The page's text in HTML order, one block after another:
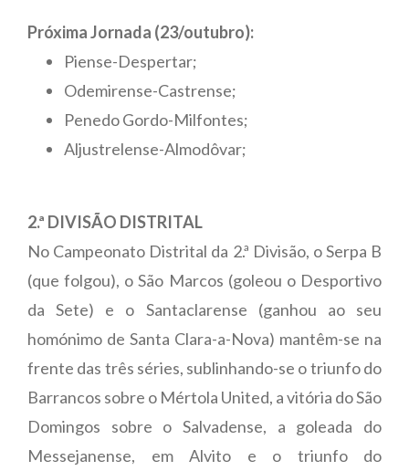
Próxima Jornada (23/outubro):
Piense-Despertar;
Odemirense-Castrense;
Penedo Gordo-Milfontes;
Aljustrelense-Almodôvar;
2.ª DIVISÃO DISTRITAL
No Campeonato Distrital da 2.ª Divisão, o Serpa B
(que folgou), o São Marcos (goleou o Desportivo
da Sete) e o Santaclarense (ganhou ao seu
homónimo de Santa Clara-a-Nova) mantêm-se na
frente das três séries, sublinhando-se o triunfo do
Barrancos sobre o Mértola United, a vitória do São
Domingos sobre o Salvadense, a goleada do
Messejanense, em Alvito e o triunfo do